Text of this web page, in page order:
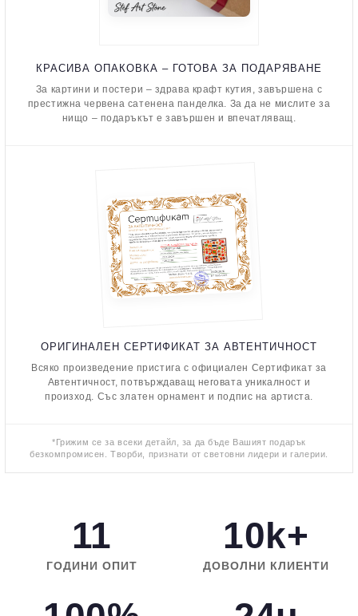
КРАСИВА ОПАКОВКА – ГОТОВА ЗА ПОДАРЯВАНЕ
За картини и постери – здрава крафт кутия, завършена с
престижна червена сатенена панделка. За да не мислите за
нищо – подаръкът е завършен и впечатляващ.
ОРИГИНАЛЕН СЕРТИФИКАТ ЗА АВТЕНТИЧНОСТ
Всяко произведение пристига с официален Сертификат за
Автентичност, потвърждаващ неговата уникалност и
произход. Със златен орнамент и подпис на артиста.
*Грижим се за всеки детайл, за да бъде Вашият подарък
безкомпромисен. Творби, признати от световни лидери и галерии.
11
ГОДИНИ ОПИТ
10k+
ДОВОЛНИ КЛИЕНТИ